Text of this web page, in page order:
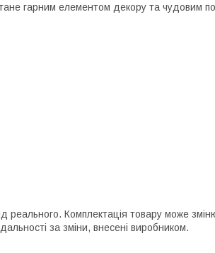
гарним елементом декору та чудовим
реального. Комплектація товару може
за зміни, внесені виробником.